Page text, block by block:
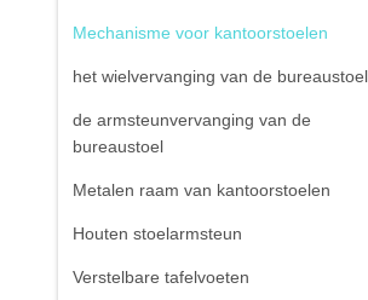
Mechanisme voor kantoorstoelen
het wielvervanging van de bureaustoel
de armsteunvervanging van de
bureaustoel
Metalen raam van kantoorstoelen
Houten stoelarmsteun
Verstelbare tafelvoeten